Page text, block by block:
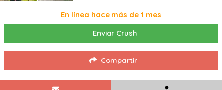
En línea hace más de 1 mes
Enviar Crush
Compartir